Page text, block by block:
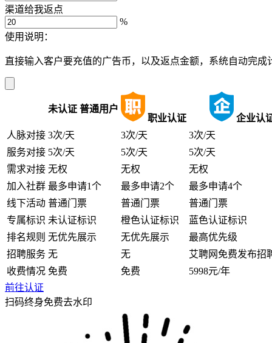
渠道给我返点
%
使用说明：
直接输入客户要充值的广告币，以及返点金额，系统自动完
未认证 普通用户
职业认证
企业认
人脉对接 3次/天 3次/天
3次/天
服务对接 5次/天 5次/天
5次/天
需求对接 无权 无权
无权
加入社群 最多申请1个 最多申请2个
最多申请4个
线下活动 普通门票 普通门票
普通门票
专属标识 未认证标识 橙色认证标识
蓝色认证标识
排名规则 无优先展示 无优先展示
最高优先级
招聘服务 无 无
艾聘网免费发布招
收费情况 免费 免费
5998元/年
前往认证
扫码终身免费去水印